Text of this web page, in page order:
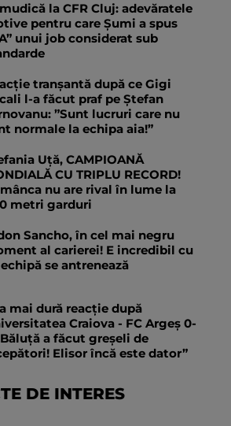
la CFR Cluj: adevăratele
pentru care Șumi a spus
unui job considerat sub
tranșantă după ce Gigi
l-a făcut praf pe Ștefan
”Sunt lucruri care nu
normale la echipa aia!”
Uță, CAMPIOANĂ
CU TRIPLU RECORD!
nu are rival în lume la
metri garduri
Sancho, în cel mai negru
al carierei! E incredibil cu
se antrenează
mai dură reacție după
Craiova - FC Argeș 0-
a făcut greșeli de
Elisor încă este dator”
DE INTERES